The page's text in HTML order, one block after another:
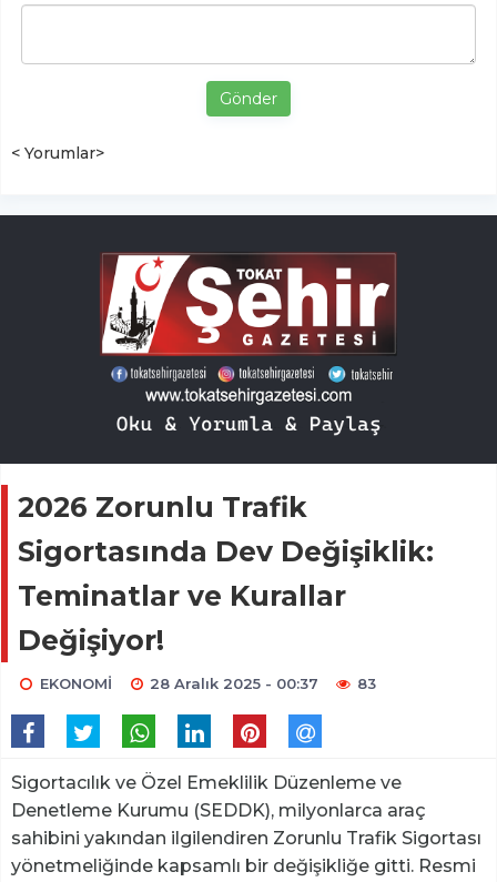
Gönder
< Yorumlar>
2026 Zorunlu Trafik
Sigortasında Dev Değişiklik:
Teminatlar ve Kurallar
Değişiyor!
EKONOMİ 28 Aralık 2025 - 00:37 83
Sigortacılık ve Özel Emeklilik Düzenleme ve
Denetleme Kurumu (SEDDK), milyonlarca araç
sahibini yakından ilgilendiren Zorunlu Trafik Sigortası
yönetmeliğinde kapsamlı bir değişikliğe gitti. Resmi